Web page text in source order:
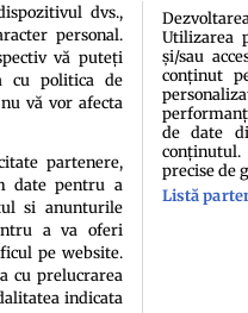
Politica de cookies
(site-uri, instituţii mass-
dvs.,
personal.
vă puteți
cu politica de
vă vor afecta
partenere,
date pentru a
si anunturile
a va oferi
pe website.
cu prelucrarea
indicata
Utilizarea
și/sau
conținut
de date
precise de
Listă